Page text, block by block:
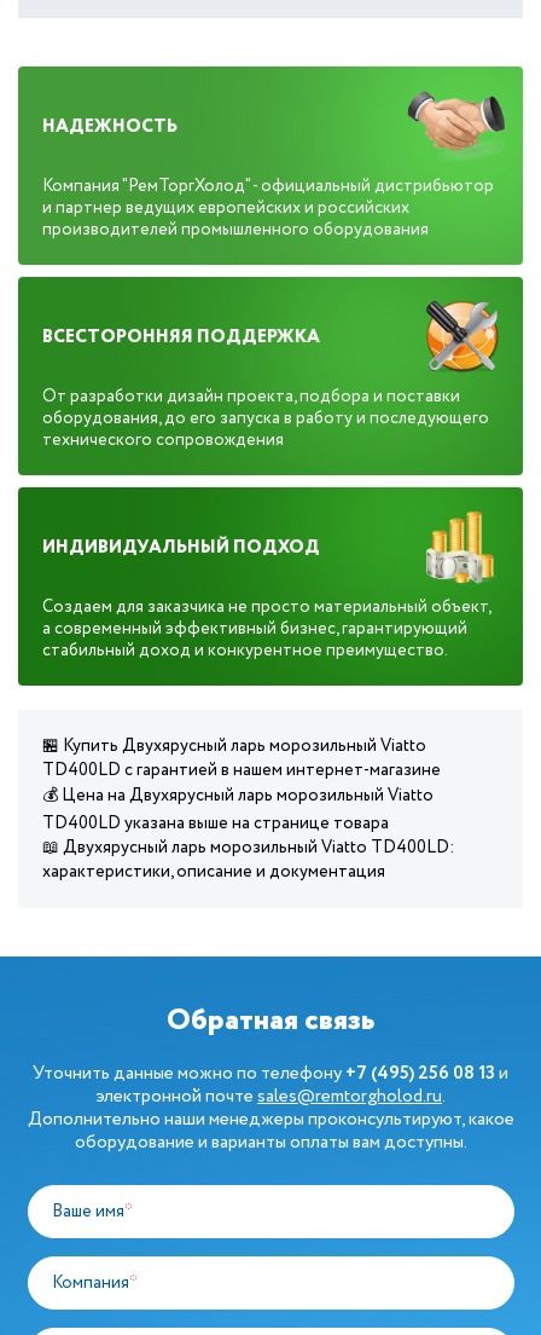
НАДЕЖНОСТЬ
Компания "РемТоргХолод" - официальный дистрибьютор
и партнер ведущих европейских и российских
производителей промышленного оборудования
ВСЕСТОРОННЯЯ ПОДДЕРЖКА
От разработки дизайн проекта, подбора и поставки
оборудования, до его запуска в работу и последующего
технического сопровождения
ИНДИВИДУАЛЬНЫЙ ПОДХОД
Создаем для заказчика не просто материальный объект,
а современный эффективный бизнес, гарантирующий
стабильный доход и конкурентное преимущество.
🏪 Купить Двухярусный ларь морозильный Viatto
TD400LD с гарантией в нашем интернет-магазине
💰 Цена на Двухярусный ларь морозильный Viatto
TD400LD указана выше на странице товара
📖 Двухярусный ларь морозильный Viatto TD400LD:
характеристики, описание и документация
Обратная связь
Уточнить данные можно по телефону+7 (495) 256 08 13и
электронной почтеsales@remtorgholod.ru.
Дополнительно наши менеджеры проконсультируют, какое
оборудование и варианты оплаты вам доступны.
Ваше имя*
Компания*